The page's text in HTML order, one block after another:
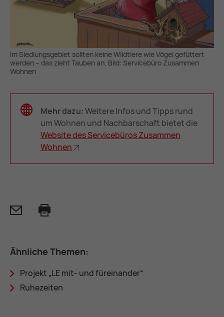
Im Siedlungsgebiet sollten keine Wildtiere wie Vögel gefüttert
werden – das zieht Tauben an. Bild: Servicebüro Zusammen
Wohnen
Mehr dazu:Weitere Infos und Tipps rund
um Wohnen und Nachbarschaft bietet die
Web­site des Ser­vice­bü­ros Zu­sam­men
Woh­nen
Mail
Ähn­li­che The­men:
Pro­jekt „LE mit- und für­ein­an­der“
Ru­he­zei­ten